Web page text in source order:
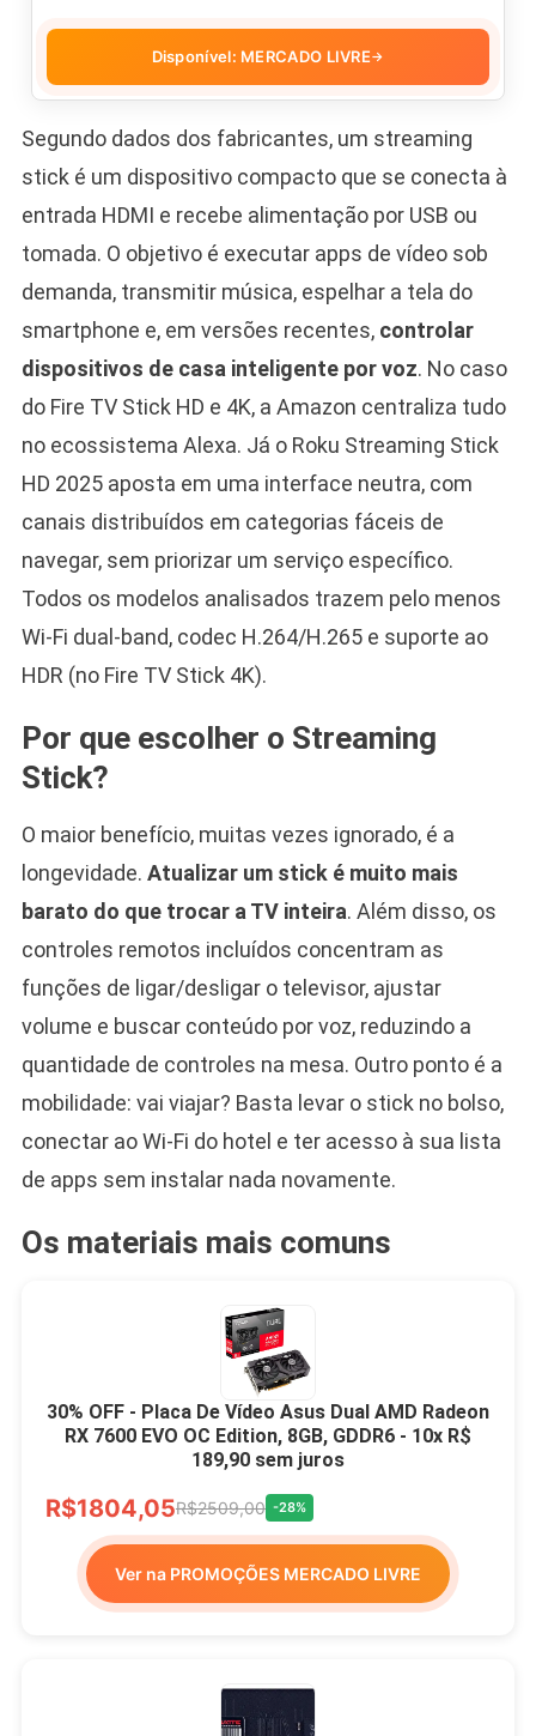
Disponível: MERCADO LIVRE→
Segundo dados dos fabricantes, um streaming
stick é um dispositivo compacto que se conecta à
entrada HDMI e recebe alimentação por USB ou
tomada. O objetivo é executar apps de vídeo sob
demanda, transmitir música, espelhar a tela do
smartphone e, em versões recentes, controlar
dispositivos de casa inteligente por voz. No caso
do Fire TV Stick HD e 4K, a Amazon centraliza tudo
no ecossistema Alexa. Já o Roku Streaming Stick
HD 2025 aposta em uma interface neutra, com
canais distribuídos em categorias fáceis de
navegar, sem priorizar um serviço específico.
Todos os modelos analisados trazem pelo menos
Wi-Fi dual-band, codec H.264/H.265 e suporte ao
HDR (no Fire TV Stick 4K).
Por que escolher o Streaming
Stick?
O maior benefício, muitas vezes ignorado, é a
longevidade. Atualizar um stick é muito mais
barato do que trocar a TV inteira. Além disso, os
controles remotos incluídos concentram as
funções de ligar/desligar o televisor, ajustar
volume e buscar conteúdo por voz, reduzindo a
quantidade de controles na mesa. Outro ponto é a
mobilidade: vai viajar? Basta levar o stick no bolso,
conectar ao Wi-Fi do hotel e ter acesso à sua lista
de apps sem instalar nada novamente.
Os materiais mais comuns
30% OFF - Placa De Vídeo Asus Dual AMD Radeon
RX 7600 EVO OC Edition, 8GB, GDDR6 - 10x R$
189,90 sem juros
R$1804,05R$2509,00 -28%
Ver na PROMOÇÕES MERCADO LIVRE